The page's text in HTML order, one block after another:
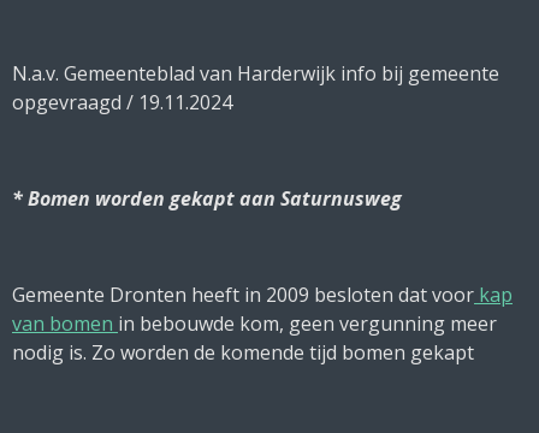
N.a.v. Gemeenteblad van Harderwijk info bij gemeente
opgevraagd / 19.11.2024
* Bomen worden gekapt aan Saturnusweg
Gemeente Dronten heeft in 2009 besloten dat voor kap
van bomen in bebouwde kom, geen vergunning meer
nodig is. Zo worden de komende tijd bomen gekapt